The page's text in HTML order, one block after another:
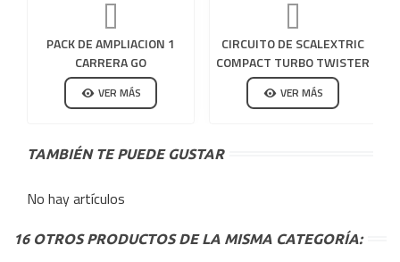
PACK DE AMPLIACION 1
CARRERA GO
VER MÁS
CIRCUITO DE SCALEXTRIC
COMPACT TURBO TWISTER
VER MÁS
TAMBIÉN TE PUEDE GUSTAR
No hay artículos
16 OTROS PRODUCTOS DE LA MISMA CATEGORÍA: